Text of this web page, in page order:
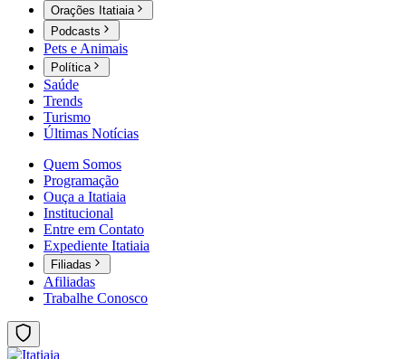
Orações Itatiaia
Podcasts
Pets e Animais
Política
Saúde
Trends
Turismo
Últimas Notícias
Quem Somos
Programação
Ouça a Itatiaia
Institucional
Entre em Contato
Expediente Itatiaia
Filiadas
Afiliadas
Trabalhe Conosco